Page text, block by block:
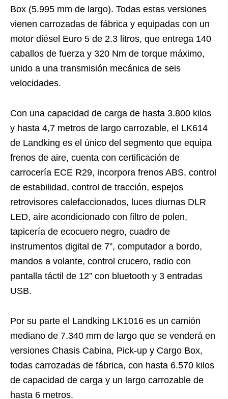
Box (5.995 mm de largo). Todas estas versiones
vienen carrozadas de fábrica y equipadas con un
motor diésel Euro 5 de 2.3 litros, que entrega 140
caballos de fuerza y 320 Nm de torque máximo,
unido a una transmisión mecánica de seis
velocidades.
Con una capacidad de carga de hasta 3.800 kilos
y hasta 4,7 metros de largo carrozable, el LK614
de Landking es el único del segmento que equipa
frenos de aire, cuenta con certificación de
carrocería ECE R29, incorpora frenos ABS, control
de estabilidad, control de tracción, espejos
retrovisores calefaccionados, luces diurnas DLR
LED, aire acondicionado con filtro de polen,
tapicería de ecocuero negro, cuadro de
instrumentos digital de 7”, computador a bordo,
mandos a volante, control crucero, radio con
pantalla táctil de 12” con bluetooth y 3 entradas
USB.
Por su parte el Landking LK1016 es un camión
mediano de 7.340 mm de largo que se venderá en
versiones Chasis Cabina, Pick-up y Cargo Box,
todas carrozadas de fábrica, con hasta 6.570 kilos
de capacidad de carga y un largo carrozable de
hasta 6 metros.